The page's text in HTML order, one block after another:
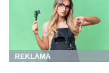
REKLAMA